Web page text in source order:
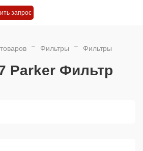
запрос
Фильтры Фильтры
Parker Фильтр